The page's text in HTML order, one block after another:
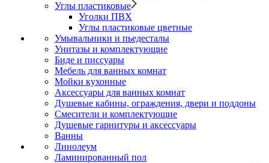
Углы пластиковые
Уголки ПВХ
Углы пластиковые цветные
Умывальники и пьедесталы
Унитазы и комплектующие
Биде и писсуары
Мебель для ванных комнат
Мойки кухонные
Аксессуары для ванных комнат
Душевые кабины, ограждения, двери и поддоны
Смесители и комплектующие
Душевые гарнитуры и аксессуары
Ванны
Линолеум
Ламинированный пол